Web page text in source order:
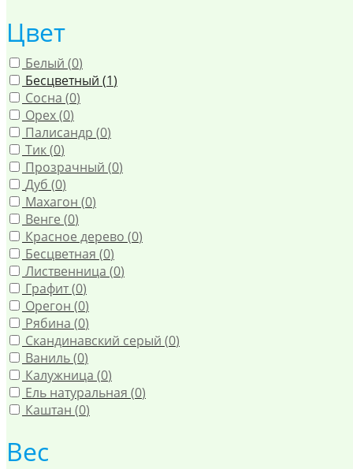
Цвет
Белый (0)
Бесцветный (1)
Сосна (0)
Орех (0)
Палисандр (0)
Тик (0)
Прозрачный (0)
Дуб (0)
Махагон (0)
Венге (0)
Красное дерево (0)
Бесцветная (0)
Лиственница (0)
Графит (0)
Орегон (0)
Рябина (0)
Скандинавский серый (0)
Ваниль (0)
Калужница (0)
Ель натуральная (0)
Каштан (0)
Вес